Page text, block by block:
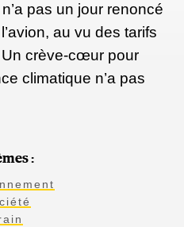
pas un jour renoncé
au vu des tarifs
crève-cœur pour
climatique n’a pas
: